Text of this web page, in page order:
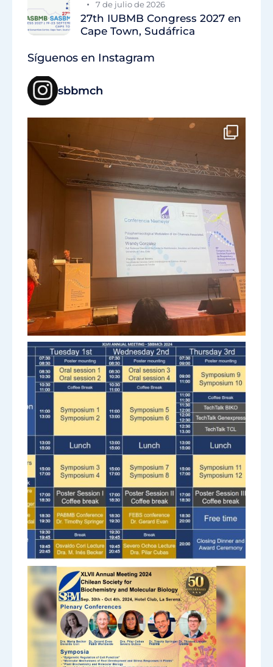
7 de julio de 2026
27th IUBMB Congress 2027 en
Cape Town, Sudáfrica
Síguenos en Instagram
sbbmch